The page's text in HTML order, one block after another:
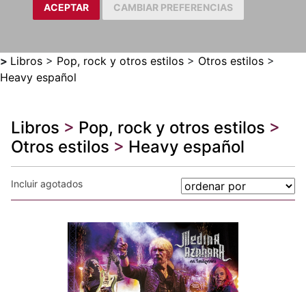
ACEPTAR CAMBIAR PREFERENCIAS
> Libros > Pop, rock y otros estilos > Otros estilos >
Heavy español
Libros > Pop, rock y otros estilos >
Otros estilos > Heavy español
Incluir agotados